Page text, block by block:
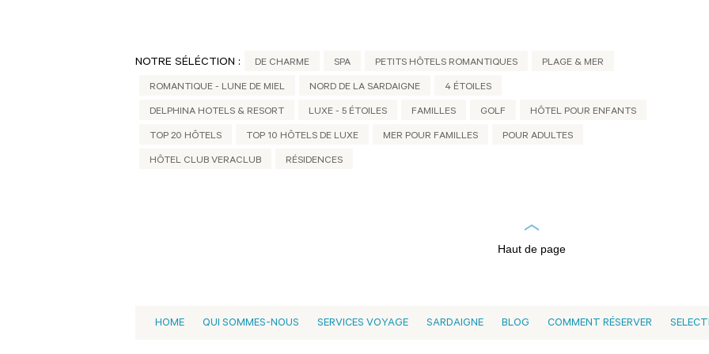
NOTRE SÉLÉCTION : DE CHARME SPA PETITS HÔTELS ROMANTIQUES PLAGE & MER
ROMANTIQUE - LUNE DE MIEL NORD DE LA SARDAIGNE 4 ÉTOILES
DELPHINA HOTELS & RESORT LUXE - 5 ÉTOILES FAMILLES GOLF HÔTEL POUR ENFANTS
TOP 20 HÔTELS TOP 10 HÔTELS DE LUXE MER POUR FAMILLES POUR ADULTES
HÔTEL CLUB VERACLUB RÉSIDENCES
Haut de page
HOME QUI SOMMES-NOUS SERVICES VOYAGE SARDAIGNE BLOG COMMENT RÉSERVER